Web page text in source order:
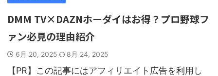
DMM TV×DAZNホーダイはお得？プロ野球フ
ァン必見の理由紹介
6月 20, 2025 8月 24, 2025
【PR】この記事にはアフィリエイト広告を利用し